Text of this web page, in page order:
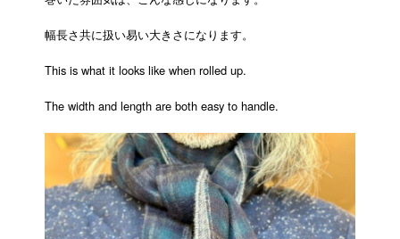
幅長さ共に扱い易い大きさになります。
This is what it looks like when rolled up.
The width and length are both easy to handle.